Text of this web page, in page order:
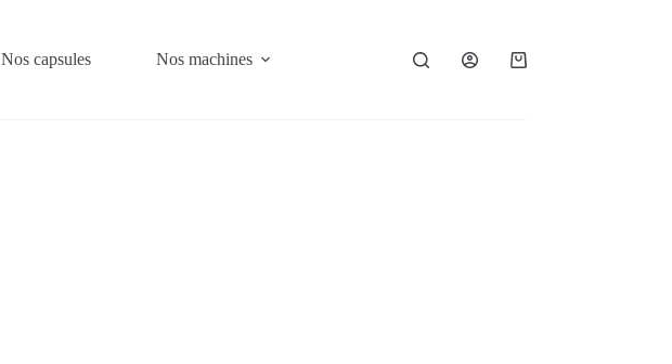
Nos capsules Nos machines À propos Contact